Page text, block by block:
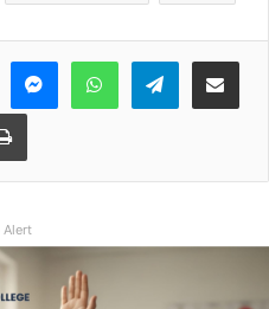
Messenger
WhatsApp
Print